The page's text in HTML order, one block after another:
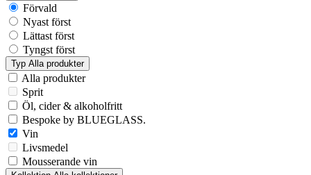
Förvald
Nyast först
Lättast först
Tyngst först
Typ Alla produkter
Alla produkter
Sprit
Öl, cider & alkoholfritt
Bespoke by BLUEGLASS.
Vin
Livsmedel
Mousserande vin